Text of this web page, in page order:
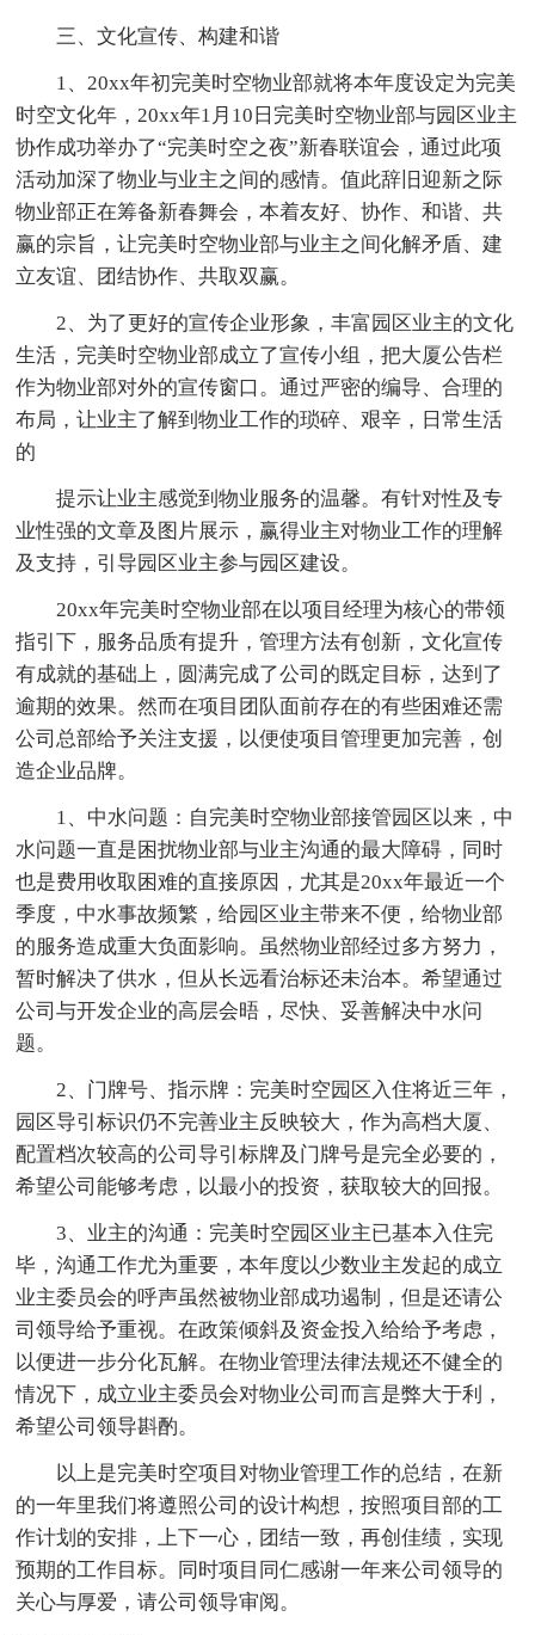
三、文化宣传、构建和谐
1、20xx年初完美时空物业部就将本年度设定为完美
时空文化年，20xx年1月10日完美时空物业部与园区业主
协作成功举办了“完美时空之夜”新春联谊会，通过此项
活动加深了物业与业主之间的感情。值此辞旧迎新之际
物业部正在筹备新春舞会，本着友好、协作、和谐、共
赢的宗旨，让完美时空物业部与业主之间化解矛盾、建
立友谊、团结协作、共取双赢。
2、为了更好的宣传企业形象，丰富园区业主的文化
生活，完美时空物业部成立了宣传小组，把大厦公告栏
作为物业部对外的宣传窗口。通过严密的编导、合理的
布局，让业主了解到物业工作的琐碎、艰辛，日常生活
的
提示让业主感觉到物业服务的温馨。有针对性及专
业性强的文章及图片展示，赢得业主对物业工作的理解
及支持，引导园区业主参与园区建设。
20xx年完美时空物业部在以项目经理为核心的带领
指引下，服务品质有提升，管理方法有创新，文化宣传
有成就的基础上，圆满完成了公司的既定目标，达到了
逾期的效果。然而在项目团队面前存在的有些困难还需
公司总部给予关注支援，以便使项目管理更加完善，创
造企业品牌。
1、中水问题：自完美时空物业部接管园区以来，中
水问题一直是困扰物业部与业主沟通的最大障碍，同时
也是费用收取困难的直接原因，尤其是20xx年最近一个
季度，中水事故频繁，给园区业主带来不便，给物业部
的服务造成重大负面影响。虽然物业部经过多方努力，
暂时解决了供水，但从长远看治标还未治本。希望通过
公司与开发企业的高层会晤，尽快、妥善解决中水问
题。
2、门牌号、指示牌：完美时空园区入住将近三年，
园区导引标识仍不完善业主反映较大，作为高档大厦、
配置档次较高的公司导引标牌及门牌号是完全必要的，
希望公司能够考虑，以最小的投资，获取较大的回报。
3、业主的沟通：完美时空园区业主已基本入住完
毕，沟通工作尤为重要，本年度以少数业主发起的成立
业主委员会的呼声虽然被物业部成功遏制，但是还请公
司领导给予重视。在政策倾斜及资金投入给给予考虑，
以便进一步分化瓦解。在物业管理法律法规还不健全的
情况下，成立业主委员会对物业公司而言是弊大于利，
希望公司领导斟酌。
以上是完美时空项目对物业管理工作的总结，在新
的一年里我们将遵照公司的设计构想，按照项目部的工
作计划的安排，上下一心，团结一致，再创佳绩，实现
预期的工作目标。同时项目同仁感谢一年来公司领导的
关心与厚爱，请公司领导审阅。